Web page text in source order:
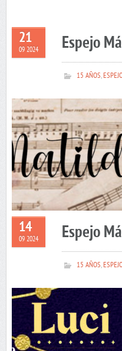
21
09 2024 Espejo
15 AÑOS,
14
09 2024 Espejo
15 AÑOS,